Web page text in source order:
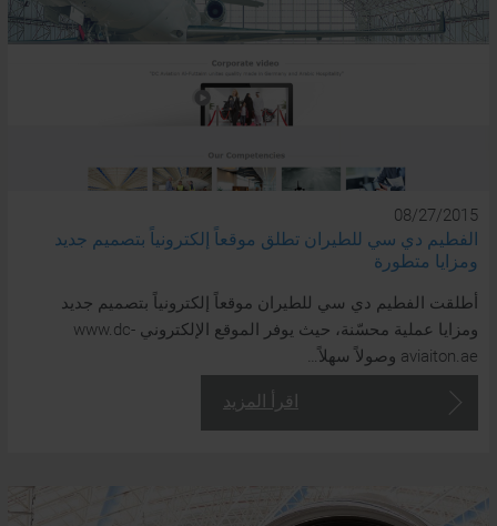
08/27/2015
الفطيم دي سي للطيران تطلق موقعاً إلكترونياً بتصميم جديد
ومزايا متطورة
أطلقت الفطيم دي سي للطيران موقعاً إلكترونياً بتصميم جديد
ومزايا عملية محسّنة، حيث يوفر الموقع الإلكتروني www.dc-
aviaiton.ae وصولاً سهلاً…
اقرأ المزيد